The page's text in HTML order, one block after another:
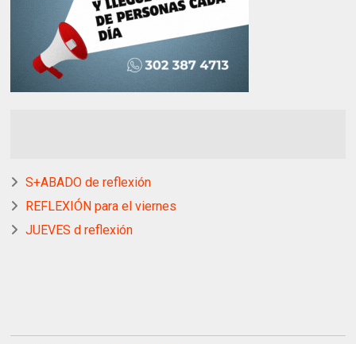
S+ABADO de reflexión
REFLEXIÓN para el viernes
JUEVES d reflexión